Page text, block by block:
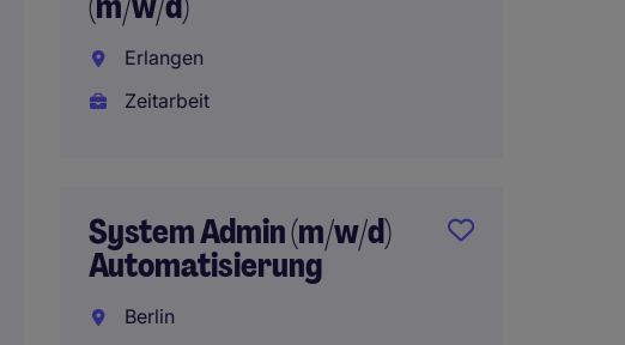
Erlangen
Zeitarbeit
System Admin (m/w/d)
Automatisierung
Berlin